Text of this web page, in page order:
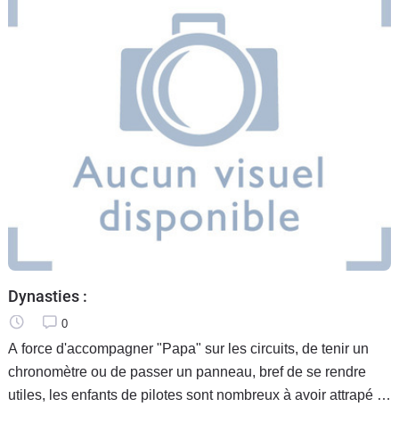
Dynasties :
0
A force d'accompagner "Papa" sur les circuits, de tenir un
chronomètre ou de passer un panneau, bref de se rendre
utiles, les enfants de pilotes sont nombreux à avoir attrapé le